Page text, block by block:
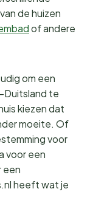
de huizen
of andere
om een
Duitsland te
kiezen dat
moeite. Of
voor
voor een
een
heeft wat je